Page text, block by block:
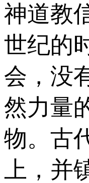
神道教
世纪的
会，没
然力量
物。古
上，